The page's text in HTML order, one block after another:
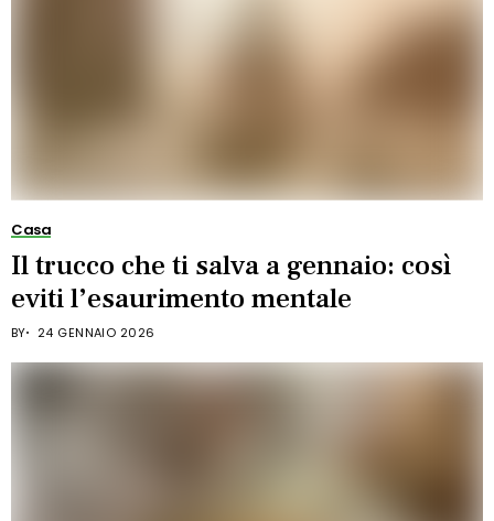
Casa
Il trucco che ti salva a gennaio: così
eviti l’esaurimento mentale
BY 24 GENNAIO 2026